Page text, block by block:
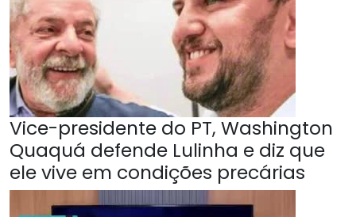
Vice-presidente do PT, Washington
Quaquá defende Lulinha e diz que
ele vive em condições precárias